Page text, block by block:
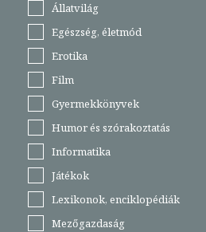
Állatvilág
Egészség, életmód
Erotika
Film
Gyermekkönyvek
Humor és szórakoztatás
Informatika
Játékok
Lexikonok, enciklopédiák
Mezőgazdaság